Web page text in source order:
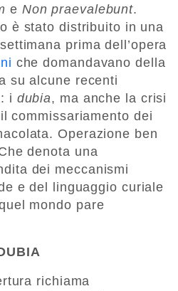
e Non praevalebunt.
è stato distribuito in una
prima dell’opera
che domandavano della
su alcune recenti
i dubia, ma anche la crisi
commissariamento dei
Operazione ben
denota una
dei meccanismi
e del linguaggio curiale
mondo pare
richiama